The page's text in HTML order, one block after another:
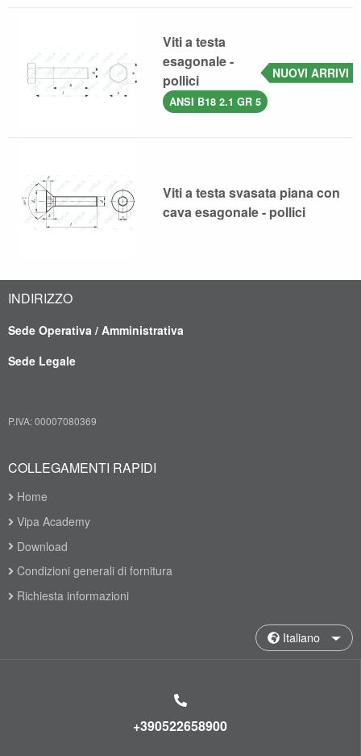
Viti a testa
esagonale -
pollici
ANSI B18 2.1 GR 5
NUOVI ARRIVI
Viti a testa svasata piana con
cava esagonale - pollici
INDIRIZZO
Sede Operativa / Amministrativa
Sede Legale
P.IVA: 00007080369
COLLEGAMENTI RAPIDI
Home
Vipa Academy
Download
Condizioni generali di fornitura
Richiesta informazioni
Italiano
+390522658900